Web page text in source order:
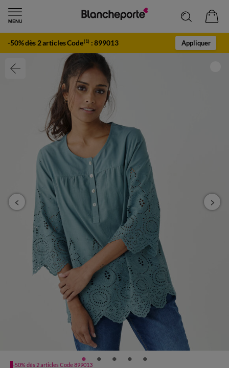
-50% dès 2 articles Code(1) :899013 Appliquer
-50% dès 2 articles Code 899013